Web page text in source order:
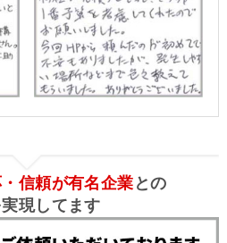
信頼が有名企業 との
現してます